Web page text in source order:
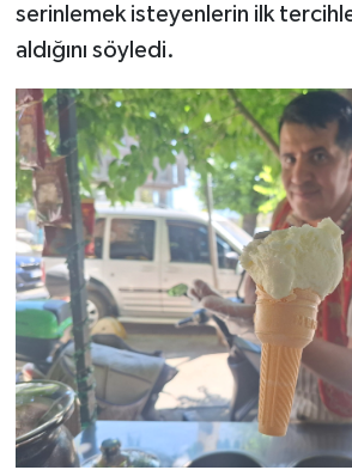
serinlemek isteyenlerin ilk
aldığını söyledi.